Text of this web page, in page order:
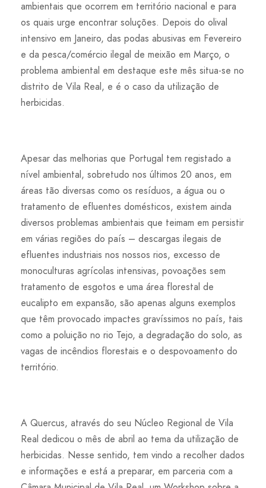
ambientais que ocorrem em território nacional e para
os quais urge encontrar soluções. Depois do olival
intensivo em Janeiro, das podas abusivas em Fevereiro
e da pesca/comércio ilegal de meixão em Março, o
problema ambiental em destaque este mês situa-se no
distrito de Vila Real, e é o caso da utilização de
herbicidas.
Apesar das melhorias que Portugal tem registado a
nível ambiental, sobretudo nos últimos 20 anos, em
áreas tão diversas como os resíduos, a água ou o
tratamento de efluentes domésticos, existem ainda
diversos problemas ambientais que teimam em persistir
em várias regiões do país – descargas ilegais de
efluentes industriais nos nossos rios, excesso de
monoculturas agrícolas intensivas, povoações sem
tratamento de esgotos e uma área florestal de
eucalipto em expansão, são apenas alguns exemplos
que têm provocado impactes gravíssimos no país, tais
como a poluição no rio Tejo, a degradação do solo, as
vagas de incêndios florestais e o despovoamento do
território.
A Quercus, através do seu Núcleo Regional de Vila
Real dedicou o mês de abril ao tema da utilização de
herbicidas. Nesse sentido, tem vindo a recolher dados
e informações e está a preparar, em parceria com a